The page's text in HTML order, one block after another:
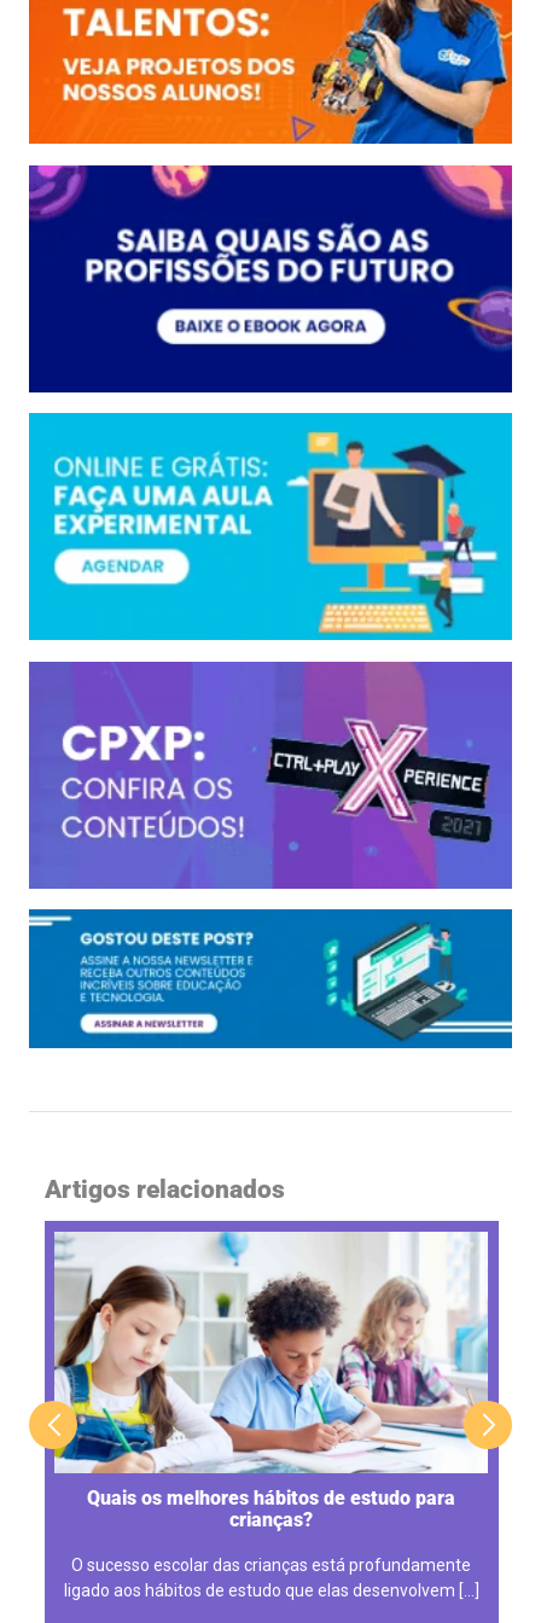
Artigos relacionados
Quais os melhores hábitos de estudo para
crianças?
O sucesso escolar das crianças está profundamente
ligado aos hábitos de estudo que elas desenvolvem […]